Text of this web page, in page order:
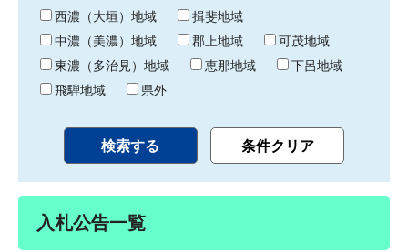
り 西濃（大垣）地域
揖斐地域
中濃（美濃）地域
郡上地域
可茂地域
東濃（多治見）地域
恵那地域
下呂地域
飛騨地域
県外
入札公告一覧